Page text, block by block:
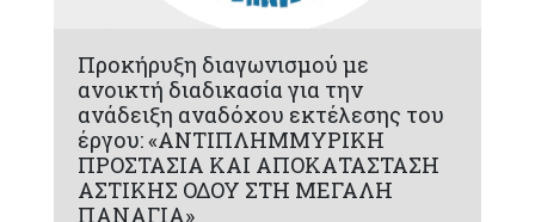
Προκήρυξη διαγωνισμού με
ανοικτή διαδικασία για την
ανάδειξη αναδόχου εκτέλεσης του
έργου: «ΑΝΤΙΠΛΗΜΜΥΡΙΚΗ
ΠΡΟΣΤΑΣΙΑ ΚΑΙ ΑΠΟΚΑΤΑΣΤΑΣΗ
ΑΣΤΙΚΗΣ ΟΔΟΥ ΣΤΗ ΜΕΓΑΛΗ
ΠΑΝΑΓΙΑ»